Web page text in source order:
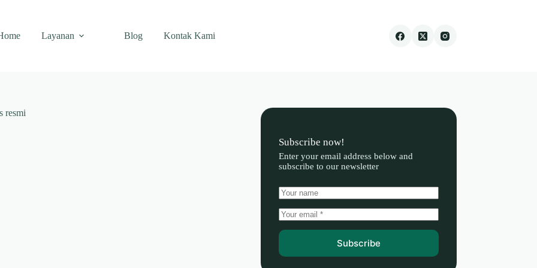
Layanan Blog Kontak Kami
Subscribe now!
Enter your email address below and
subscribe to our newsletter
Subscribe